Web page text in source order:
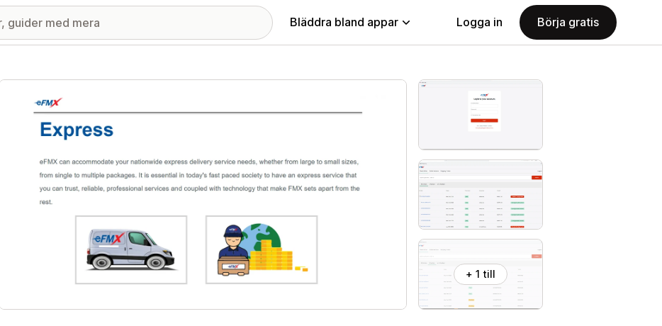
Bläddra bland appar Logga in Börja gratis
med utvalda bilder
+ 1 till